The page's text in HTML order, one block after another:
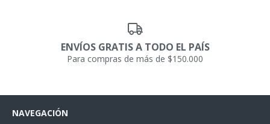
ENVÍOS GRATIS A TODO EL PAÍS
Para compras de más de $150.000
NAVEGACIÓN